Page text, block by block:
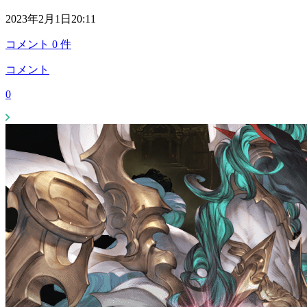
2023年2月1日20:11
コメント 0 件
コメント
0